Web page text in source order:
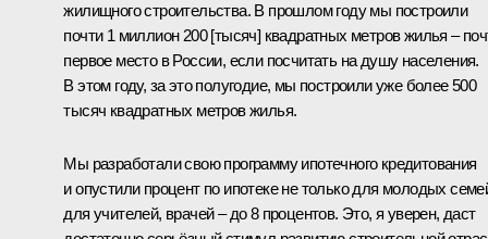
жилищного строительства. В прошлом году мы построили
почти 1 миллион 200 [тысяч] квадратных метров жилья –
первое место в России, если посчитать на душу населения.
В этом году, за это полугодие, мы построили уже более 500
тысяч квадратных метров жилья.
Мы разработали свою программу ипотечного кредитования
и опустили процент по ипотеке не только для молодых
для учителей, врачей – до 8 процентов. Это, я уверен, даст